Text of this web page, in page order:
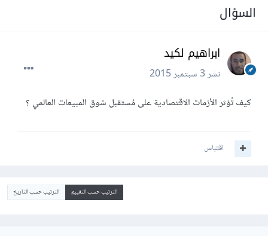
السؤال
ابراهيم لكيد
نشر3 سبتمبر 2015
كيف تُؤثر الأزمات الاقتصادية على مُستقبل سُوق المبيعات العالمي ؟
اقتباس
الترتيب حسب التقييم الترتيب حسب التاريخ